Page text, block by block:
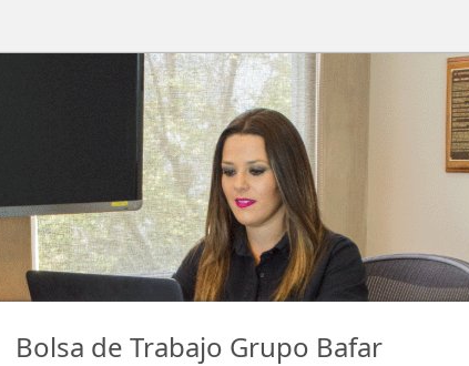
Bolsa de Trabajo Grupo Bafar